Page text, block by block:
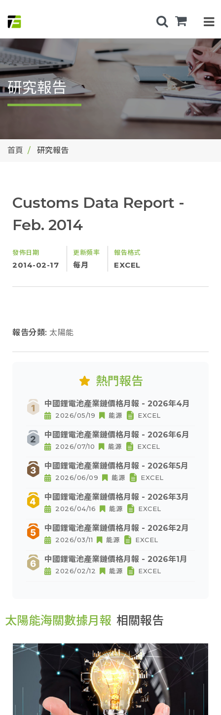
研究報告
首頁 研究報告
Customs Data Report -
Feb. 2014
發佈日期
2014-02-17
更新頻率
每月
報告格式
EXCEL
報告分類: 太陽能
熱門報告
中國鋰電池產業鏈價格月報 - 2026年4月
2026/05/19 能源 EXCEL
中國鋰電池產業鏈價格月報 - 2026年6月
2026/07/10 能源 EXCEL
中國鋰電池產業鏈價格月報 - 2026年5月
2026/06/09 能源 EXCEL
中國鋰電池產業鏈價格月報 - 2026年3月
2026/04/16 能源 EXCEL
中國鋰電池產業鏈價格月報 - 2026年2月
2026/03/11 能源 EXCEL
中國鋰電池產業鏈價格月報 - 2026年1月
2026/02/12 能源 EXCEL
太陽能海關數據月報 相關報告